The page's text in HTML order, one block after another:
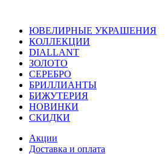
ЮВЕЛИРНЫЕ УКРАШЕНИЯ
КОЛЛЕКЦИИ
DIALLANT
ЗОЛОТО
СЕРЕБРО
БРИЛЛИАНТЫ
БИЖУТЕРИЯ
НОВИНКИ
СКИДКИ
Акции
Доставка и оплата